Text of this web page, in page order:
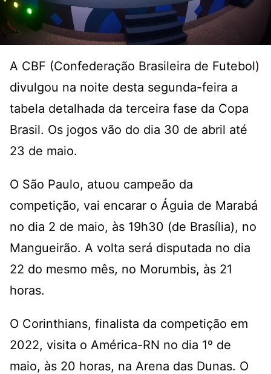
A CBF (Confederação Brasileira de Futebol)
divulgou na noite desta segunda-feira a
tabela detalhada da terceira fase da Copa
Brasil. Os jogos vão do dia 30 de abril até
23 de maio.
O São Paulo, atuou campeão da
competição, vai encarar o Águia de Marabá
no dia 2 de maio, às 19h30 (de Brasília), no
Mangueirão. A volta será disputada no dia
22 do mesmo mês, no Morumbis, às 21
horas.
O Corinthians, finalista da competição em
2022, visita o América-RN no dia 1º de
maio, às 20 horas, na Arena das Dunas. O